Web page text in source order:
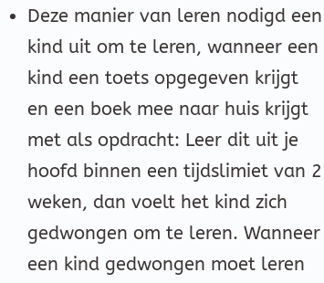
Deze manier van leren nodigd een
kind uit om te leren, wanneer een
kind een toets opgegeven krijgt
en een boek mee naar huis krijgt
met als opdracht: Leer dit uit je
hoofd binnen een tijdslimiet van 2
weken, dan voelt het kind zich
gedwongen om te leren. Wanneer
een kind gedwongen moet leren